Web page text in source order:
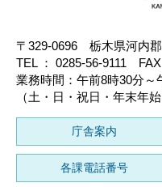
〒329-0696 栃木県河内
TEL ： 0285-56-9111
業務時間：午前8時30分～
（土・日・祝日・年末年始
庁舎案内
各課電話番号